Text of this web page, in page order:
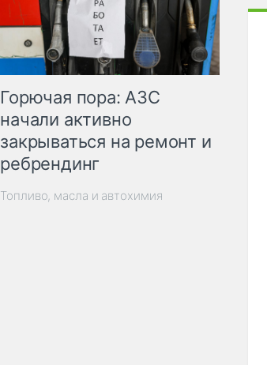
Горючая пора: АЗС
начали активно
закрываться на ремонт и
ребрендинг
Топливо, масла и автохимия